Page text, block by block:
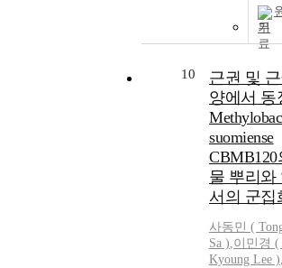
기
10
근권 및
양에서 동
suomiense
CBMB120
물 뿌리와
서의 군집
사동민 (
Sa ),이민경
Kyoung Lee )